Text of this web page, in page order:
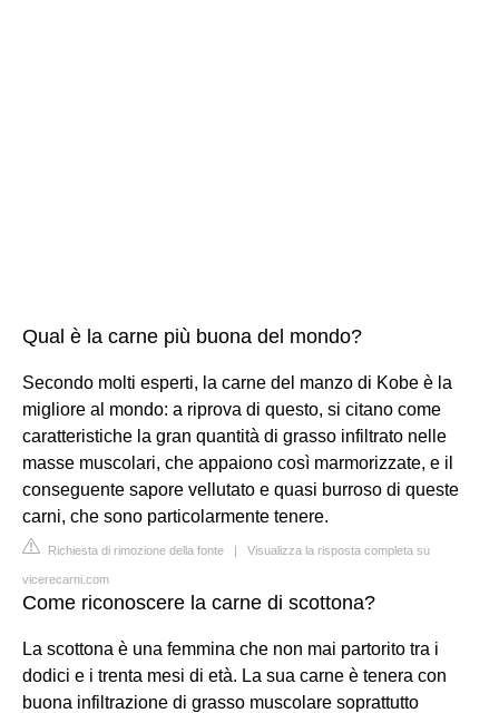
Qual è la carne più buona del mondo?
Secondo molti esperti, la carne del manzo di Kobe è la
migliore al mondo: a riprova di questo, si citano come
caratteristiche la gran quantità di grasso infiltrato nelle
masse muscolari, che appaiono così marmorizzate, e il
conseguente sapore vellutato e quasi burroso di queste
carni, che sono particolarmente tenere.
Richiesta di rimozione della fonte | Visualizza la risposta completa su
vicerecarni.com
Come riconoscere la carne di scottona?
La scottona è una femmina che non mai partorito tra i
dodici e i trenta mesi di età. La sua carne è tenera con
buona infiltrazione di grasso muscolare soprattutto